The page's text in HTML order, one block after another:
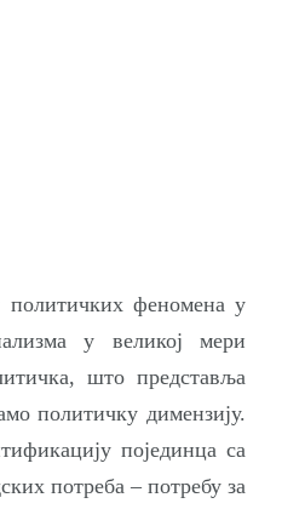
политичких феномена у
у великој мери
што представља
политичку димензију.
појединца са
потреба – потребу за